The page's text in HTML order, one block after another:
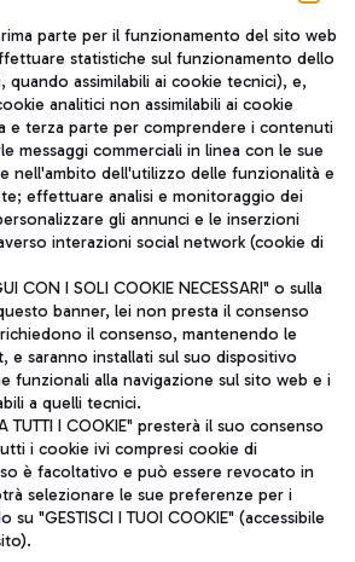
TRAVEL JOURNAL
ITA
- Società soggetta a direzione e
S.p.A.
delle Imprese di Roma 13032990155 P.
int. vers.
Racchetti 1 - 00054 Fiumicino (RM)
parte per il funzionamento del sito web
statistiche sul funzionamento dello
quando assimilabili ai cookie tecnici), e,
analitici non assimilabili ai cookie
e terza parte per comprendere i contenuti
messaggi commerciali in linea con le sue
nell'ambito dell'utilizzo delle funzionalità e
effettuare analisi e monitoraggio dei
gli annunci e le inserzioni
interazioni social network (cookie di
CON I SOLI COOKIE NECESSARI" o sulla
banner, lei non presta il consenso
il consenso, mantenendo le
e saranno installati sul suo dispositivo
funzionali alla navigazione sul sito web e i
a quelli tecnici.
TUTTI I COOKIE" presterà il suo consenso
i cookie ivi compresi cookie di
è facoltativo e può essere revocato in
selezionare le sue preferenze per i
"GESTISCI I TUOI COOKIE" (accessibile